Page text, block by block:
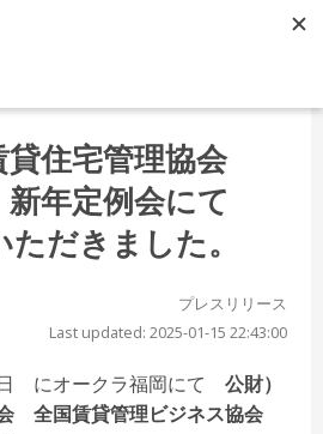
貸住宅管理協会
年定例会にて
だきました。
プレスリリース
Last updated: 2025-01-15 22:43:00
にオークラ福岡にて 公財）
全国賃貸管理ビジネス協会